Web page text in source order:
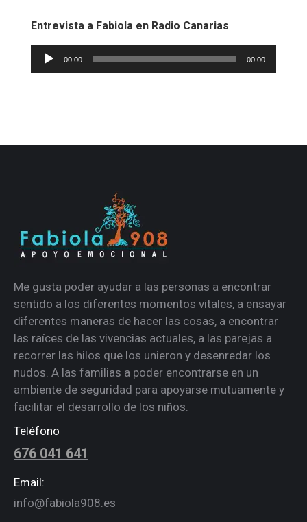
Entrevista a Fabiola en Radio Canarias
Reproductor
de
00:00 00:00
Me gusta poder ayudar a las personas a encontrar
sentido a los diferentes momentos vitales, a ensayar
diferentes maneras de hacer las cosas, a encontrar
las raíces de las vivencias actuales, a las parejas a
recorrer las hilos que los unieron y desenredar los
nudos. A las familias a poder encontrarse en un
ambiente de seguridad para apoyarse mutuamente y
facilitar el desarrollo de los niños.
Teléfono
676 041 641
Email:
info@fabiola908.es